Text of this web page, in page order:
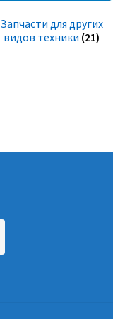
Запчасти для других
видов техники (21)